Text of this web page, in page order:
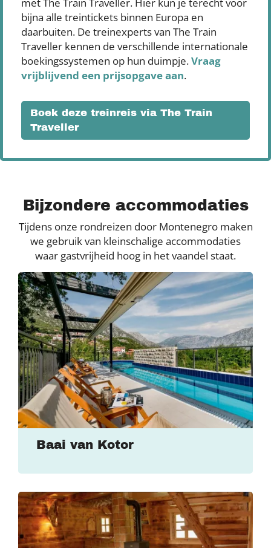
bijna alle treintickets binnen Europa en
daarbuiten. De treinexperts van The Train
Traveller kennen de verschillende internationale
boekingssystemen op hun duimpje.Vraag
vrijblijvend een prijsopgave aan.
Boek deze treinreis via The Train
Traveller
Bijzondere accommodaties
Tijdens onze rondreizen door Montenegro maken
we gebruik van kleinschalige accommodaties
waar gastvrijheid hoog in het vaandel staat.
Baai van Kotor